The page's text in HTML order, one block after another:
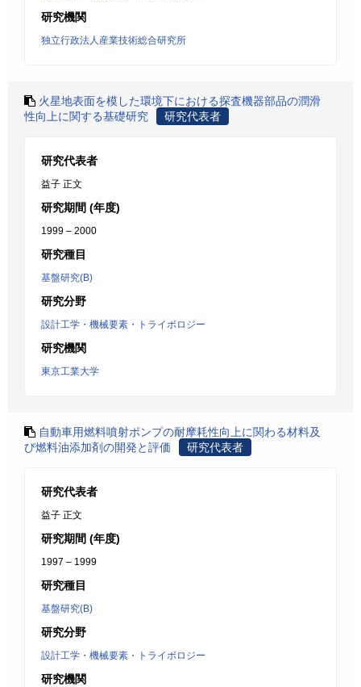
研究機関
独立行政法人産業技術総合研究所
火星地表面を模した環境下における探査機器部品の潤滑
性向上に関する基礎研究
研究代表者
研究代表者
益子 正文
研究期間 (年度)
1999 – 2000
研究種目
基盤研究(B)
研究分野
設計工学・機械要素・トライボロジー
研究機関
東京工業大学
自動車用燃料噴射ポンプの耐摩耗性向上に関わる材料及
び燃料油添加剤の開発と評価
研究代表者
研究代表者
益子 正文
研究期間 (年度)
1997 – 1999
研究種目
基盤研究(B)
研究分野
設計工学・機械要素・トライボロジー
研究機関